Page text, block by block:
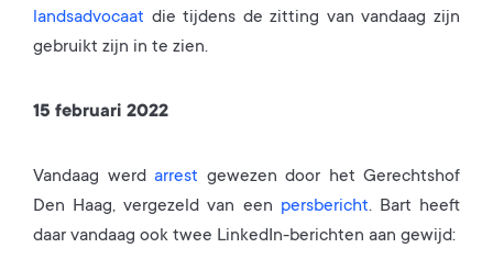
landsadvocaat die tijdens de zitting van vandaag zijn
gebruikt zijn in te zien.
15 februari 2022
Vandaag werd arrest gewezen door het Gerechtshof
Den Haag, vergezeld van een persbericht. Bart heeft
daar vandaag ook twee LinkedIn-berichten aan gewijd: